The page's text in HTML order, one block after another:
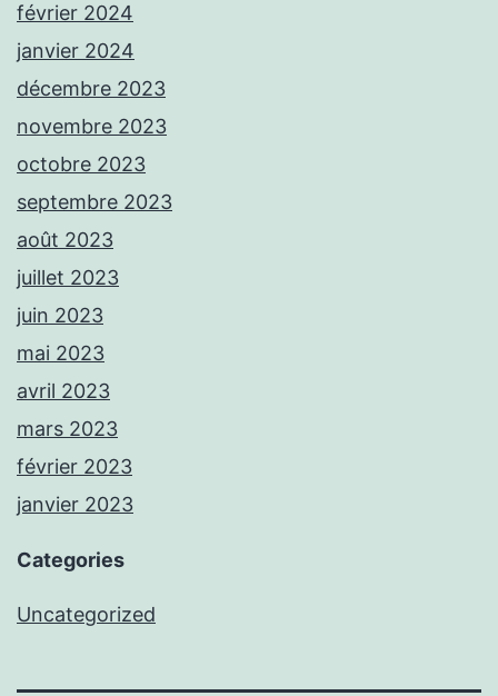
février 2024
janvier 2024
décembre 2023
novembre 2023
octobre 2023
septembre 2023
août 2023
juillet 2023
juin 2023
mai 2023
avril 2023
mars 2023
février 2023
janvier 2023
Categories
Uncategorized